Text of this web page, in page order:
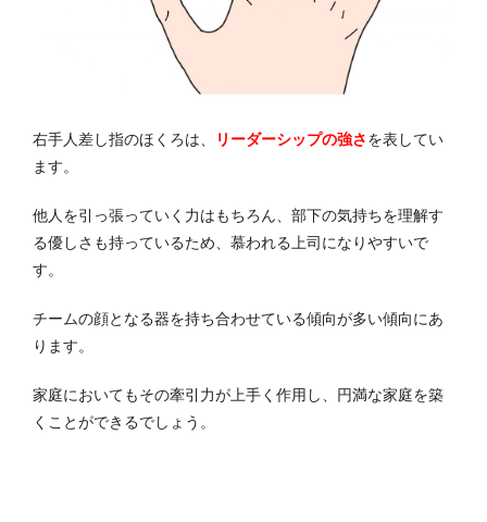
右手人差し指のほくろは、 リーダーシップの強さを表してい
ます。
他人を引っ張っていく力はもちろん、部下の気持ちを理解す
る優しさも持っているため、慕われる上司になりやすいで
す。
チームの顔となる器を持ち合わせている傾向が多い傾向にあ
ります。
家庭においてもその牽引力が上手く作用し、円満な家庭を築
くことができるでしょう。